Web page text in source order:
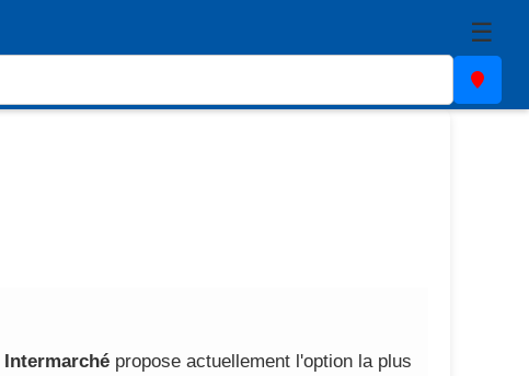
☰
Intermarché propose actuellement l'option la plus